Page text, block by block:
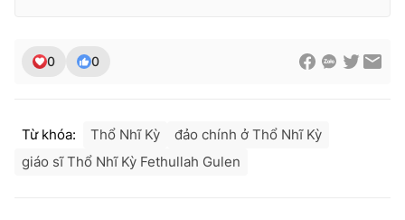
0 0
Từ khóa: Thổ Nhĩ Kỳ
đảo chính ở Thổ Nhĩ Kỳ
giáo sĩ Thổ Nhĩ Kỳ Fethullah Gulen